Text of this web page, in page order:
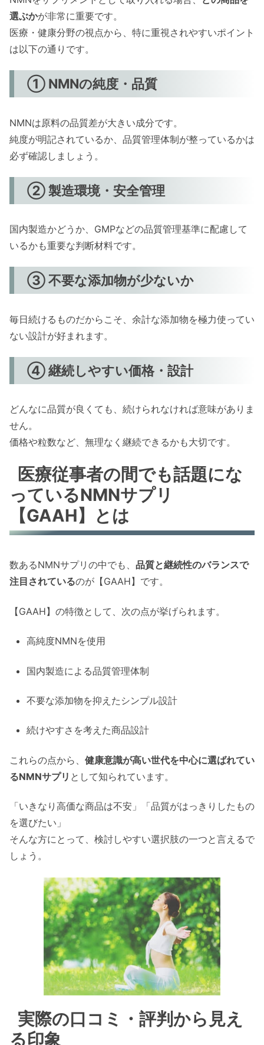
選ぶかが非常に重要です。
医療・健康分野の視点から、特に重視されやすいポイント
は以下の通りです。
① NMNの純度・品質
NMNは原料の品質差が大きい成分です。
純度が明記されているか、品質管理体制が整っているかは
必ず確認しましょう。
② 製造環境・安全管理
国内製造かどうか、GMPなどの品質管理基準に配慮して
いるかも重要な判断材料です。
③ 不要な添加物が少ないか
毎日続けるものだからこそ、余計な添加物を極力使ってい
ない設計が好まれます。
④ 継続しやすい価格・設計
どんなに品質が良くても、続けられなければ意味がありま
せん。
価格や粒数など、無理なく継続できるかも大切です。
医療従事者の間でも話題にな
っているNMNサプリ
【GAAH】とは
数あるNMNサプリの中でも、 品質と継続性のバランスで
注目されているのが【GAAH】です。
【GAAH】の特徴として、次の点が挙げられます。
高純度NMNを使用
国内製造による品質管理体制
不要な添加物を抑えたシンプル設計
続けやすさを考えた商品設計
これらの点から、 健康意識が高い世代を中心に選ばれてい
るNMNサプリ として知られています。
「いきなり高価な商品は不安」「品質がはっきりしたもの
を選びたい」
そんな方にとって、検討しやすい選択肢の一つと言えるで
しょう。
実際の口コミ・評判から見え
る印象